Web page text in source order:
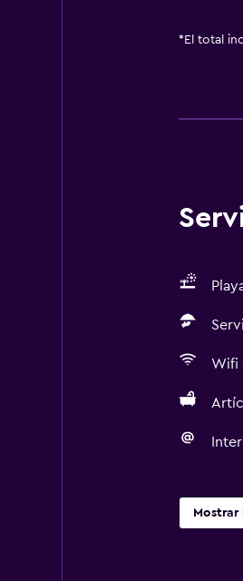
* El total
Wifi
Mostrar